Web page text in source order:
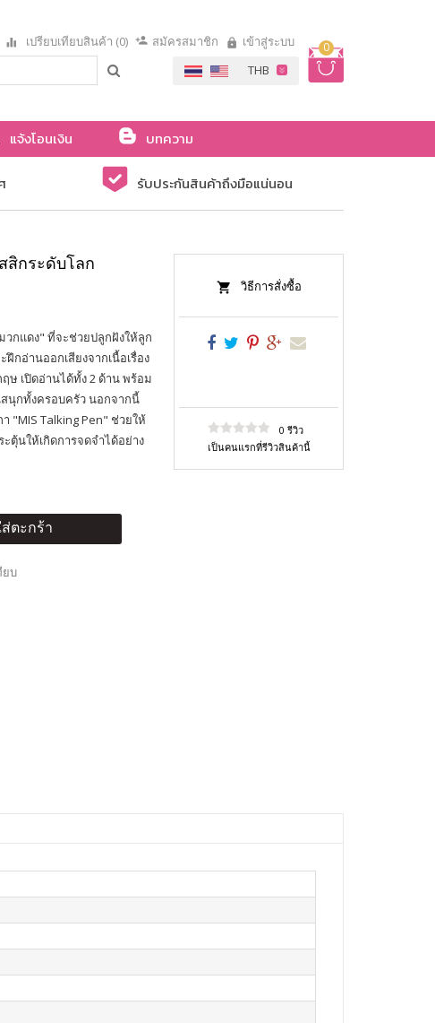
0
เปรียบเทียบสินค้า (0) สมัครสมาชิก เข้าสู่ระบบ
แจ้งโอนเงิน
บทความ
รับประกันสินค้าถึงมือแน่นอน
กระดับโลก
กแดง" ที่จะช่วยปลูกฝังให้ลูก
กอ่านออกเสียงจากเนื้อเรื่อง
ษ เปิดอ่านได้ทั้ง 2 ด้าน พร้อม
นุกทั้งครอบครัว นอกจากนี้
"MIS Talking Pen" ช่วยให้
ะตุ้นให้เกิดการจดจำได้อย่าง
ตะกร้า
ยบ
วิธีการสั่งซื้อ
0 รีวิว
เป็นคนแรกที่รีวิวสินค้านี้